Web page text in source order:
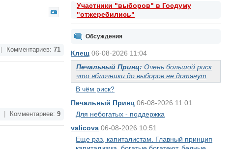
Участники "выборов" в Госдуму
"отжеребились"
Обсуждения
Клещ 06-08-2026 11:04
Печальный Принц: Очень большой риск
что яблочники до выборов не дотянут
В чём риск?
Печальный Принц 06-08-2026 11:01
Для небогатых - поддержка
valicova 06-08-2026 10:51
Еще раз, капиталистам. Главный принцип
Комментариев: 71
Комментариев: 9